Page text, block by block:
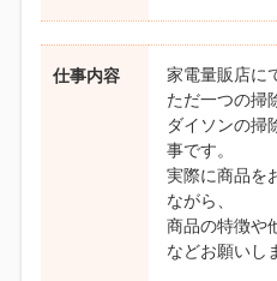
仕事内容
家電量販店に
ただ一つの掃
ダイソンの掃
事です。
実際に商品を
ながら、
商品の特徴や
などお願いし